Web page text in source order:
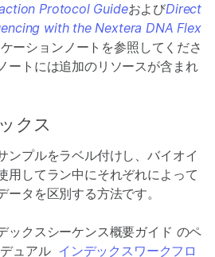
Protocol GuideおよびDirect
with the Nextera DNA Flex
ーションノートを参照してくださ
ートには追加のリソースが含まれ
クス
ンプルをラベル付けし、バイオイ
用してラン中にそれぞれによって
ータを区別する方法です。
ックスシーケンス概要ガイド のペ
ュアル インデックスワークフロ